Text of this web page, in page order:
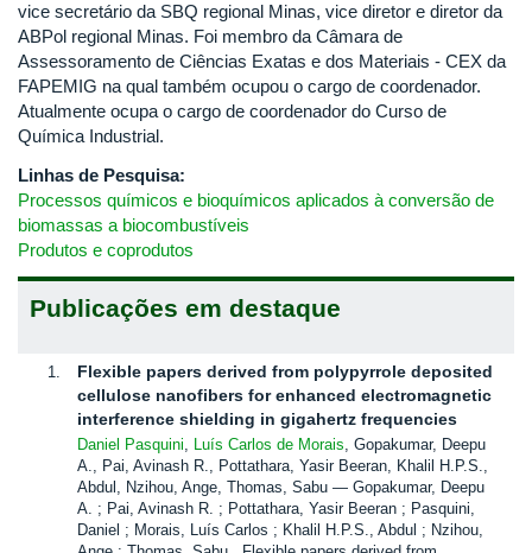
vice secretário da SBQ regional Minas, vice diretor e diretor da
ABPol regional Minas. Foi membro da Câmara de
Assessoramento de Ciências Exatas e dos Materiais - CEX da
FAPEMIG na qual também ocupou o cargo de coordenador.
Atualmente ocupa o cargo de coordenador do Curso de
Química Industrial.
Linhas de Pesquisa:
Processos químicos e bioquímicos aplicados à conversão de
biomassas a biocombustíveis
Produtos e coprodutos
Publicações em destaque
Flexible papers derived from polypyrrole deposited
cellulose nanofibers for enhanced electromagnetic
interference shielding in gigahertz frequencies
Daniel Pasquini, Luís Carlos de Morais, Gopakumar, Deepu
A., Pai, Avinash R., Pottathara, Yasir Beeran, Khalil H.P.S.,
Abdul, Nzihou, Ange, Thomas, Sabu
Gopakumar, Deepu
A. ; Pai, Avinash R. ; Pottathara, Yasir Beeran ; Pasquini,
Daniel ; Morais, Luís Carlos ; Khalil H.P.S., Abdul ; Nzihou,